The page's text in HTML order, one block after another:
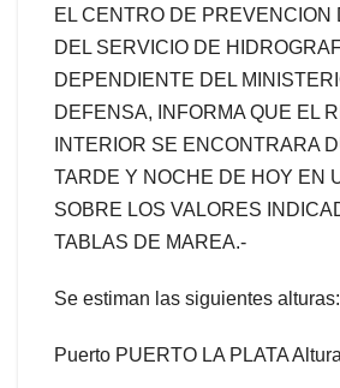
EL CENTRO DE PREVENCION
DEL SERVICIO DE
DEPENDIENTE DEL
DEFENSA, INFORMA QUE EL
INTERIOR SE ENCONTRARA
TARDE Y NOCHE DE HOY EN
SOBRE LOS VALORES
TABLAS DE MAREA.-
Se estiman las siguientes alturas:
Puerto PUERTO LA PLATA